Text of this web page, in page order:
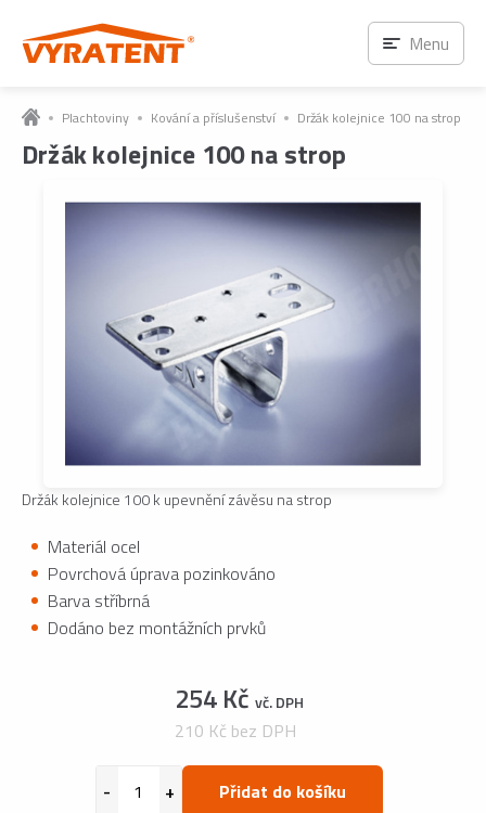
Plachtoviny Kování a příslušenství Držák kolejnice 100 na strop
Držák kolejnice 100 na strop
Držák kolejnice 100 k upevnění závěsu na strop
Materiál ocel
Povrchová úprava pozinkováno
Barva stříbrná
Dodáno bez montážních prvků
254 Kč vč. DPH
210 Kč bez DPH
Přidat do košíku
Ihned k odběru
Menu